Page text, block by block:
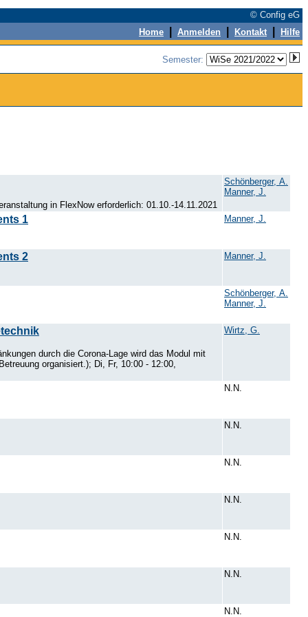
© Config eG
Home Anmelden Kontakt Hilfe
Semester:
in FlexNow erforderlich: 01.10.-14.11.2021
Schönberger, A.
Manner, J.
1 Manner, J.
2 Manner, J.
Schönberger, A.
Manner, J.
durch die Corona-Lage wird das Modul mit
organisiert.); Di, Fr, 10:00 - 12:00,
Wirtz, G.
N.N.
N.N.
N.N.
N.N.
N.N.
N.N.
N.N.